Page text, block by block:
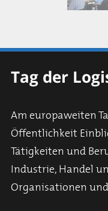
Tag der
Am europaweiten
Öffentlichkeit
Tätigkeiten und
Industrie, Handel
Organisationen